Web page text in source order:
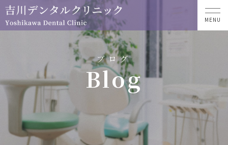
MENU
ブログ
Blog